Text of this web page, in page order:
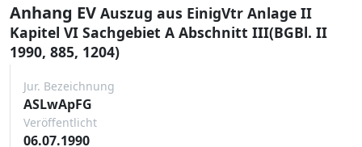
Anhang EV Auszug aus EinigVtr Anlage II
Kapitel VI Sachgebiet A Abschnitt III(BGBl. II
1990, 885, 1204)
Jur. Bezeichnung
ASLwApFG
Veröffentlicht
06.07.1990